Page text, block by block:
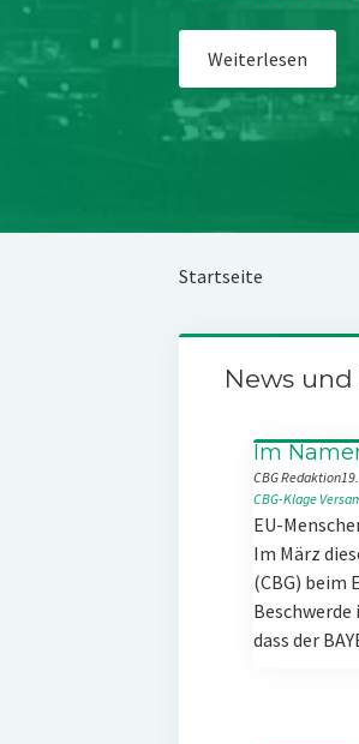
Weiterlesen
Startseite
News und
Im
CBG Redaktion
CBG-Klage
EU-
Im März
(CBG) beim
dass der